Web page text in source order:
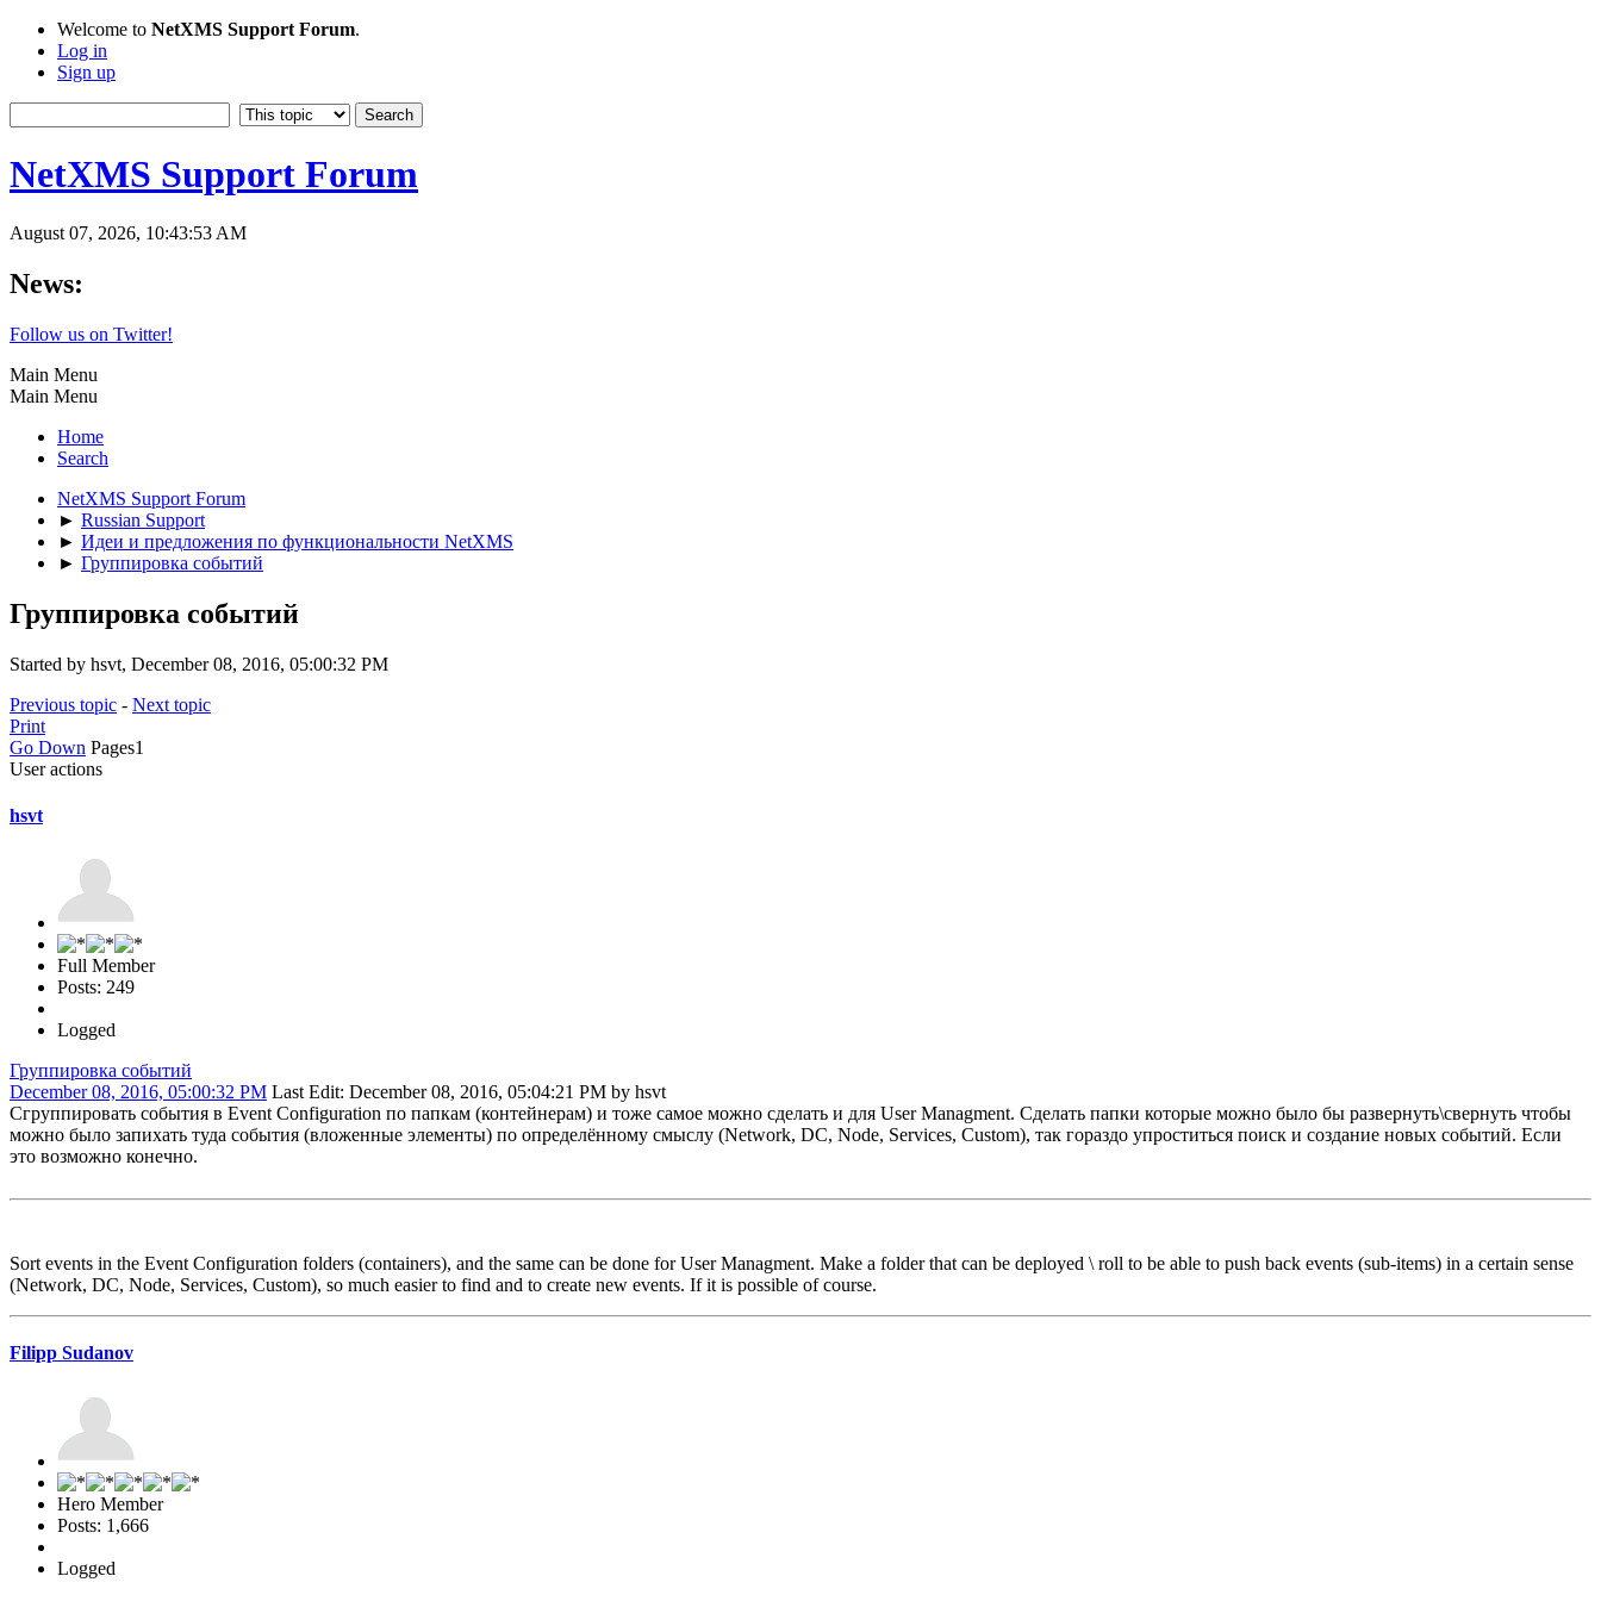
Welcome to NetXMS Support Forum.
Log in
Sign up
NetXMS Support Forum
August 07, 2026, 10:43:53 AM
News:
Follow us on Twitter!
Main Menu
Main Menu
Home
Search
NetXMS Support Forum
► Russian Support
► Идеи и предложения по функциональности NetXMS
► Группировка событий
Группировка событий
Started by hsvt, December 08, 2016, 05:00:32 PM
Previous topic - Next topic
Print
Go Down Pages1
User actions
hsvt
Full Member
Posts: 249
Logged
Группировка событий
December 08, 2016, 05:00:32 PM Last Edit: December 08, 2016, 05:04:21 PM by hsvt
Сгруппировать события в Event Configuration по папкам (контейнерам) и тоже самое можно сделать и для User Managment. Сделать папки которые можно было бы развернуть\свернуть чтобы
можно было запихать туда события (вложенные элементы) по определённому смыслу (Network, DC, Node, Services, Custom), так гораздо упроститься поиск и создание новых событий. Если
это возможно конечно.
Sort events in the Event Configuration folders (containers), and the same can be done for User Managment. Make a folder that can be deployed \ roll to be able to push back events (sub-items) in a certain sense
(Network, DC, Node, Services, Custom), so much easier to find and to create new events. If it is possible of course.
Filipp Sudanov
Hero Member
Posts: 1,666
Logged